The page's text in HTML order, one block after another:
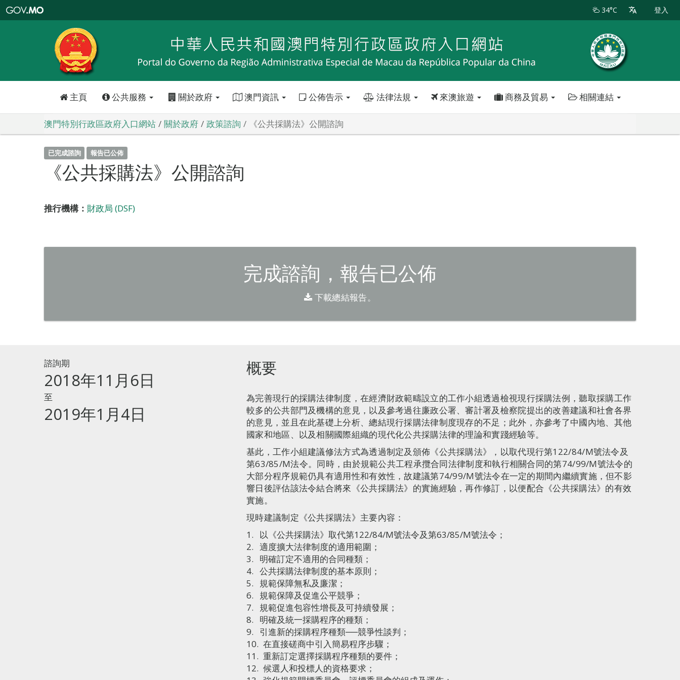
特
政
區
政
口
34°C 登入
主頁 公共服務 關於政府 澳門資訊 公佈告示 法律法規 來澳旅遊 商務及貿易 相關連結
澳門特別行政區政府入口網站 關於政府 政策諮詢 《公共採購法》公開諮詢
已完成諮詢 報告已公佈
《公共採購法》公開諮詢
推行機構： 財政局 (DSF)
完成諮詢，報告已公佈
下載總結報告。
諮詢期
2018年11月6日
至
2019年1月4日
概要
為完善現行的採購法律制度，在經濟財政範疇設立的工作小組透過檢視現行採購法例，聽取採購工作
較多的公共部門及機構的意見，以及參考過往廉政公署、審計署及檢察院提出的改善建議和社會各界
的意見，並且在此基礎上分析、總結現行採購法律制度現存的不足；此外，亦參考了中國內地、其他
國家和地區、以及相關國際組織的現代化公共採購法律的理論和實踐經驗等。
基此，工作小組建議修法方式為透過制定及頒佈《公共採購法》，以取代現行第122/84/M號法令及
第63/85/M法令。同時，由於規範公共工程承攬合同法律制度和執行相關合同的第74/99/M號法令的
大部分程序規範仍具有適用性和有效性，故建議第74/99/M號法令在一定的期間內繼續實施，但不影
響日後評估該法令結合將來《公共採購法》的實施經驗，再作修訂，以便配合《公共採購法》的有效
實施。
現時建議制定《公共採購法》主要內容：
以《公共採購法》取代第122/84/M號法令及第63/85/M號法令；
適度擴大法律制度的適用範圍；
明確訂定不適用的合同種類；
公共採購法律制度的基本原則；
規範保障無私及廉潔；
規範保障及促進公平競爭；
規範促進包容性增長及可持續發展；
明確及統一採購程序的種類；
引進新的採購程序種類──競爭性談判；
在直接磋商中引入簡易程序步驟；
重新訂定選擇採購程序種類的要件；
候選人和投標人的資格要求；